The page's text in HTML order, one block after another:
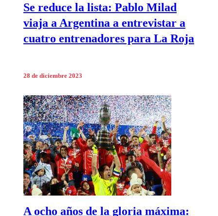
Se reduce la lista: Pablo Milad
viaja a Argentina a entrevistar a
cuatro entrenadores para La Roja
28 de diciembre 2023
A ocho años de la gloria máxima: